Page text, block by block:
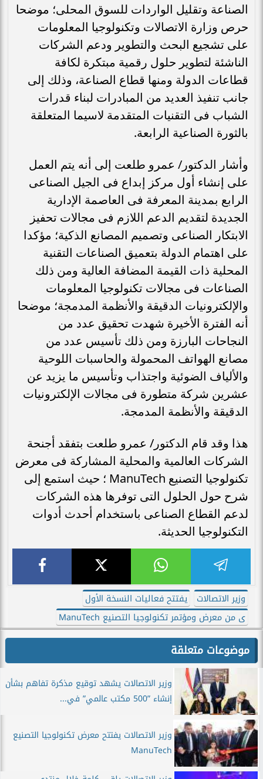
الصناعة وتقليل الواردات للسوق المحلى؛ موضحا
حرص وزارة الاتصالات وتكنولوجيا المعلومات
على تشجيع البحث والتطوير ودعم الشركات
الناشئة لتطوير حلول رقمية مبتكرة لكافة
قطاعات الدولة ومنها قطاع الصناعة، وذلك إلى
جانب تنفيذ العديد من المبادرات لبناء قدرات
الشباب فى التقنيات المتقدمة لاسيما المتعلقة
بالثورة الصناعية الرابعة.
وأشار الدكتور/ عمرو طلعت إلى أنه يتم العمل
على إنشاء أول مركز إبداع فى الجيل الصناعى
الرابع بمدينة المعرفة فى العاصمة الإدارية
الجديدة لتقديم الدعم اللازم فى مجالات تحفيز
الابتكار الصناعى وتصميم المصانع الذكية؛ مؤكدا
على اهتمام الدولة بتعميق الصناعات التقنية
المحلية ذات القيمة المضافة العالية ومن ذلك
الصناعات فى مجالات تكنولوجيا المعلومات
والإلكترونيات الدقيقة والأنظمة المدمجة؛ موضحا
أنه الفترة الأخيرة شهدت تحقيق عدد من
النجاحات البارزة ومن ذلك تأسيس عدد من
مصانع الهواتف المحمولة والحاسبات اللوحية
والألياف الضوئية واجتذاب وتأسيس ما يزيد عن
عشرين شركة متطورة فى مجالات الإلكترونيات
الدقيقة والأنظمة المدمجة.
هذا وقد قام الدكتور/ عمرو طلعت بتفقد أجنحة
الشركات العالمية والمحلية المشاركة فى معرض
تكنولوجيا التصنيع ManuTech ؛ حيث استمع إلى
شرح حول الحلول التى توفرها هذه الشركات
لدعم القطاع الصناعى باستخدام أحدث أدوات
التكنولوجيا الحديثة.
وزير الاتصالات
يفتتح فعاليات النسخة الأول
ى من معرض ومؤتمر تكنولوجيا التصنيع ManuTech
موضوعات متعلقة
وزير الاتصالات يشهد توقيع مذكرة تفاهم بشأن
إنشاء ”500 مكتب عالمي” في...
وزير الاتصالات يفتتح معرض تكنولوجيا التصنيع
ManuTech